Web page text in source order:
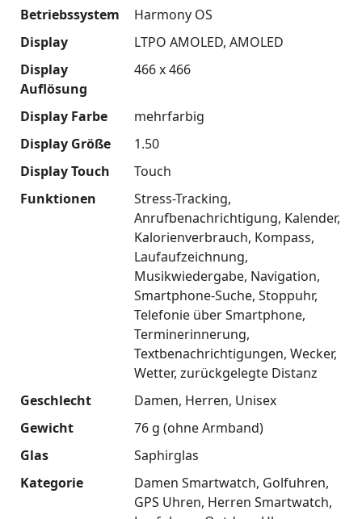
Betriebssystem
Harmony OS
Display
LTPO AMOLED AMOLED
Display
Auflösung
466 x 466
Display Farbe
mehrfarbig
Display Größe
1.50
Display Touch
Touch
Funktionen
Stress-Tracking
Anrufbenachrichtigung Kalender
Kalorienverbrauch Kompass
Laufaufzeichnung
Musikwiedergabe Navigation
Smartphone-Suche Stoppuhr
Telefonie über Smartphone
Terminerinnerung
Textbenachrichtigungen Wecker
Wetter zurückgelegte Distanz
Geschlecht
Damen Herren Unisex
Gewicht
76 g (ohne Armband)
Glas
Saphirglas
Kategorie
Damen Smartwatch Golfuhren
GPS Uhren Herren Smartwatch